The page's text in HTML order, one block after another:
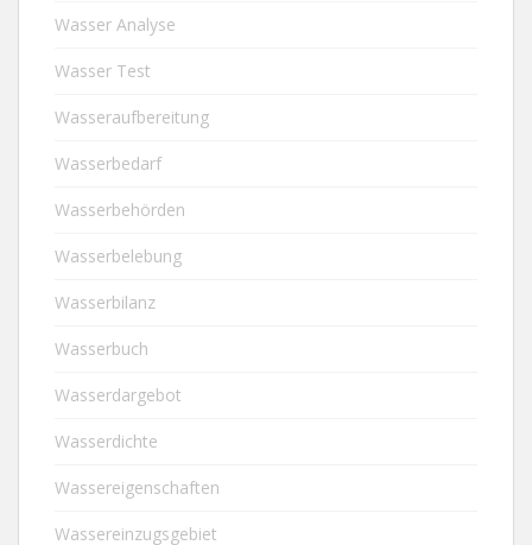
Wasser Analyse
Wasser Test
Wasseraufbereitung
Wasserbedarf
Wasserbehörden
Wasserbelebung
Wasserbilanz
Wasserbuch
Wasserdargebot
Wasserdichte
Wassereigenschaften
Wassereinzugsgebiet